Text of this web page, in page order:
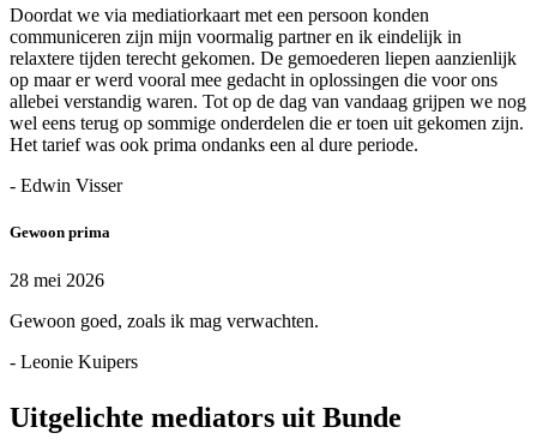
Doordat we via mediatiorkaart met een persoon konden
communiceren zijn mijn voormalig partner en ik eindelijk in
relaxtere tijden terecht gekomen. De gemoederen liepen aanzienlijk
op maar er werd vooral mee gedacht in oplossingen die voor ons
allebei verstandig waren. Tot op de dag van vandaag grijpen we nog
wel eens terug op sommige onderdelen die er toen uit gekomen zijn.
Het tarief was ook prima ondanks een al dure periode.
- Edwin Visser
Gewoon prima
28 mei 2026
Gewoon goed, zoals ik mag verwachten.
- Leonie Kuipers
Uitgelichte mediators uit Bunde